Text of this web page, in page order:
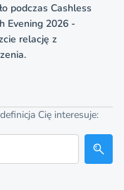
podczas Cashless
Evening 2026 -
relację z
Cię interesuje: